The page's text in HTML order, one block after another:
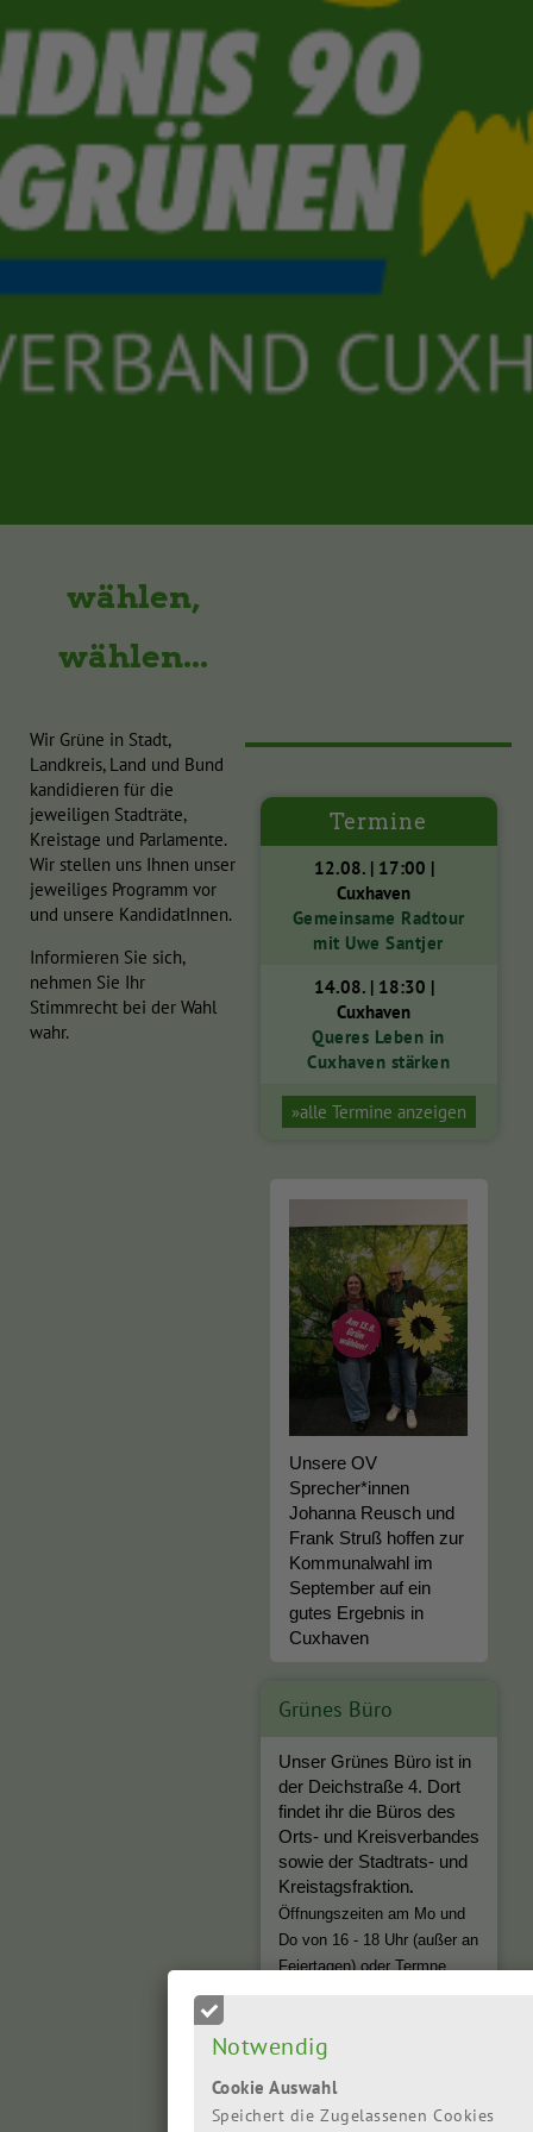
Notwendig
Cookie Auswahl
Speichert die Zugelassenen Cookies
Termine
12.08. | 17:00 |
Cuxhaven
Gemeinsame Radtour
mit Uwe Santjer
14.08. | 18:30 |
Cuxhaven
Queres Leben in
Cuxhaven stärken
»alle Termine anzeigen
Unsere OV
Sprecher*innen
Johanna Reusch und
Frank Struß hoffen zur
Kommunalwahl im
September auf ein
gutes Ergebnis in
Cuxhaven
Grünes Büro
Unser Grünes Büro ist in
der Deichstraße 4. Dort
findet ihr die Büros des
Orts- und Kreisverbandes
sowie der Stadtrats- und
Kreistagsfraktion.
Öffnungszeiten am Mo und
Do von 16 - 18 Uhr (außer an
Feiertagen) oder Termne
Eva Viehoff -
Landtagsabgeordnete
wählen,
wählen...
Wir Grüne in Stadt,
Landkreis, Land und Bund
kandidieren für die
jeweiligen Stadträte,
Kreistage und Parlamente.
Wir stellen uns Ihnen unser
jeweiliges Programm vor
und unsere KandidatInnen.
Informieren Sie sich,
nehmen Sie Ihr
Stimmrecht bei der Wahl
wahr.